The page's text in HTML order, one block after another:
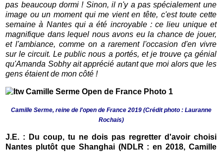
pas beaucoup dormi ! Sinon, il n'y a pas spécialement une
image ou un moment qui me vient en tête, c'est toute cette
semaine à Nantes qui a été incroyable : ce lieu unique et
magnifique dans lequel nous avons eu la chance de jouer,
et l'ambiance, comme on a rarement l'occasion d'en vivre
sur le circuit.Le public nous a portés, et je trouve ça génial
qu'Amanda Sobhy ait apprécié autant que moi alors que les
gens étaient de mon côté !
Camille Serme, reine de l'open de France 2019 (Crédit photo : Lauranne
Rochais)
J.E. : Du coup, tu ne dois pas regretter d'avoir choisi
Nantes plutôt que Shanghai (NDLR : en 2018, Camille